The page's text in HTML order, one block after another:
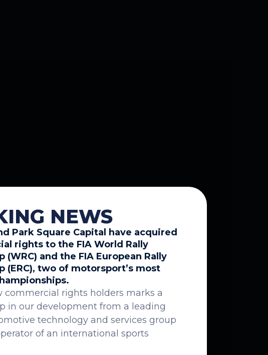
NEWS
Park Square Capital have acquired
rights to the FIA World Rally
(WRC) and the FIA European Rally
(ERC), two of motorsport’s most
commercial rights holders marks a
in our development from a leading
technology and services group
of an international sports